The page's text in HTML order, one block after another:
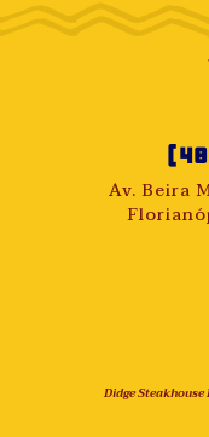
Av. Beira
Didge